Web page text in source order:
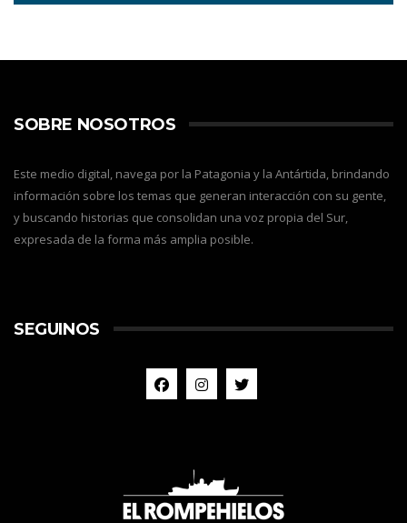
SOBRE NOSOTROS
Este medio digital, navega por la Patagonia y la Antártida, brindando
información sobre los temas que generan interacción con su gente,
y buscando historias que consolidan una voz propia del Sur,
expresada de la forma más amplia posible.
SEGUINOS